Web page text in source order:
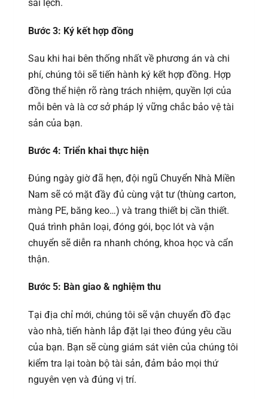
sai lệch.
Bước 3: Ký kết hợp đồng
Sau khi hai bên thống nhất về phương án và chi
phí, chúng tôi sẽ tiến hành ký kết hợp đồng. Hợp
đồng thể hiện rõ ràng trách nhiệm, quyền lợi của
mỗi bên và là cơ sở pháp lý vững chắc bảo vệ tài
sản của bạn.
Bước 4: Triển khai thực hiện
Đúng ngày giờ đã hẹn, đội ngũ Chuyển Nhà Miền
Nam sẽ có mặt đầy đủ cùng vật tư (thùng carton,
màng PE, băng keo…) và trang thiết bị cần thiết.
Quá trình phân loại, đóng gói, bọc lót và vận
chuyển sẽ diễn ra nhanh chóng, khoa học và cẩn
thận.
Bước 5: Bàn giao & nghiệm thu
Tại địa chỉ mới, chúng tôi sẽ vận chuyển đồ đạc
vào nhà, tiến hành lắp đặt lại theo đúng yêu cầu
của bạn. Bạn sẽ cùng giám sát viên của chúng tôi
kiểm tra lại toàn bộ tài sản, đảm bảo mọi thứ
nguyên vẹn và đúng vị trí.